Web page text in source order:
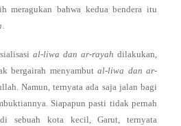
meragukan bahwa kedua bendera itu
.
al-liwa dan ar-rayah dilakukan,
bergairah menyambut al-liwa dan ar-
Namun, ternyata ada saja jalan bagi
Siapapun pasti tidak pernah
sebuah kota kecil, Garut, ternyata